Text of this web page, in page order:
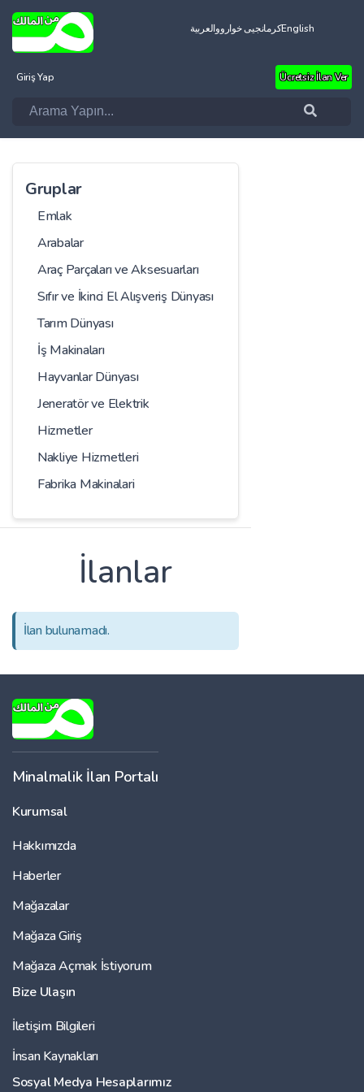
العربيةکرمانجیی خوارووEnglish
Giriş Yap Ücretsiz İlan Ver
Gruplar
Emlak
Arabalar
Araç Parçaları ve Aksesuarları
Sıfır ve İkinci El Alışveriş Dünyası
Tarım Dünyası
İş Makinaları
Hayvanlar Dünyası
Jeneratör ve Elektrik
Hizmetler
Nakliye Hizmetleri
Fabrika Makinalari
İlanlar
İlan bulunamadı.
Minalmalik İlan Portalı
Kurumsal
Hakkımızda
Haberler
Mağazalar
Mağaza Giriş
Mağaza Açmak İstiyorum
Bize Ulaşın
İletişim Bilgileri
İnsan Kaynakları
Sosyal Medya Hesaplarımız